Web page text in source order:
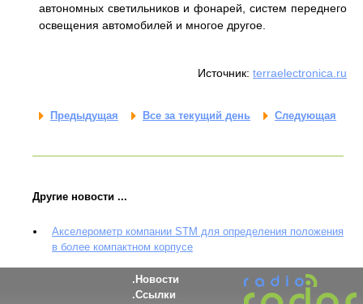
автономных светильников и фонарей, систем переднего
освещения автомобилей и многое другое.
Источник: terraelectronica.ru
Предыдущая Все за текущий день Следующая
Другие новости ...
Акселерометр компании STM для определения положения
в более компактном корпусе
Новости
Ссылки